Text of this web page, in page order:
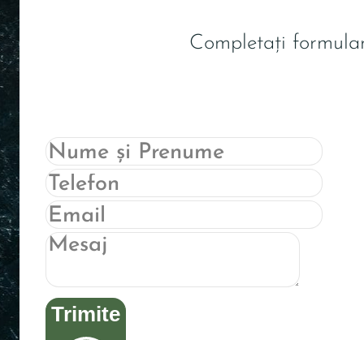
Completați
Trimite